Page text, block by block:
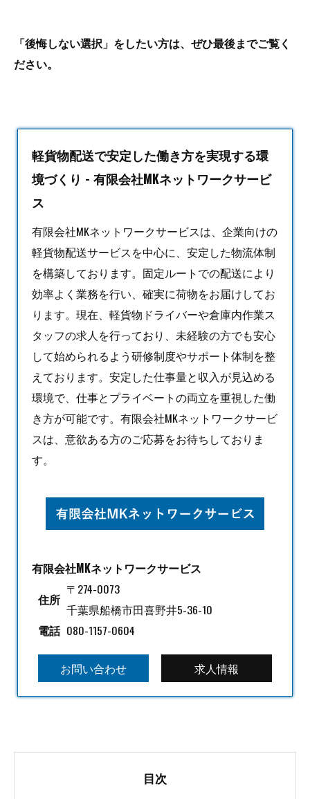
「後悔しない選択」をしたい方は、ぜひ最後までご覧く
ださい。
軽貨物配送で安定した働き方を実現する環
境づくり - 有限会社MKネットワークサービ
ス
有限会社MKネットワークサービスは、企業向けの
軽貨物配送サービスを中心に、安定した物流体制
を構築しております。固定ルートでの配送により
効率よく業務を行い、確実に荷物をお届けしてお
ります。現在、軽貨物ドライバーや倉庫内作業ス
タッフの求人を行っており、未経験の方でも安心
して始められるよう研修制度やサポート体制を整
えております。安定した仕事量と収入が見込める
環境で、仕事とプライベートの両立を重視した働
き方が可能です。有限会社MKネットワークサービ
スは、意欲ある方のご応募をお待ちしておりま
す。
有限会社MKネットワークサービス
住所
〒274-0073
千葉県船橋市田喜野井5-36-10
電話 080-1157-0604
お問い合わせ 求人情報
目次